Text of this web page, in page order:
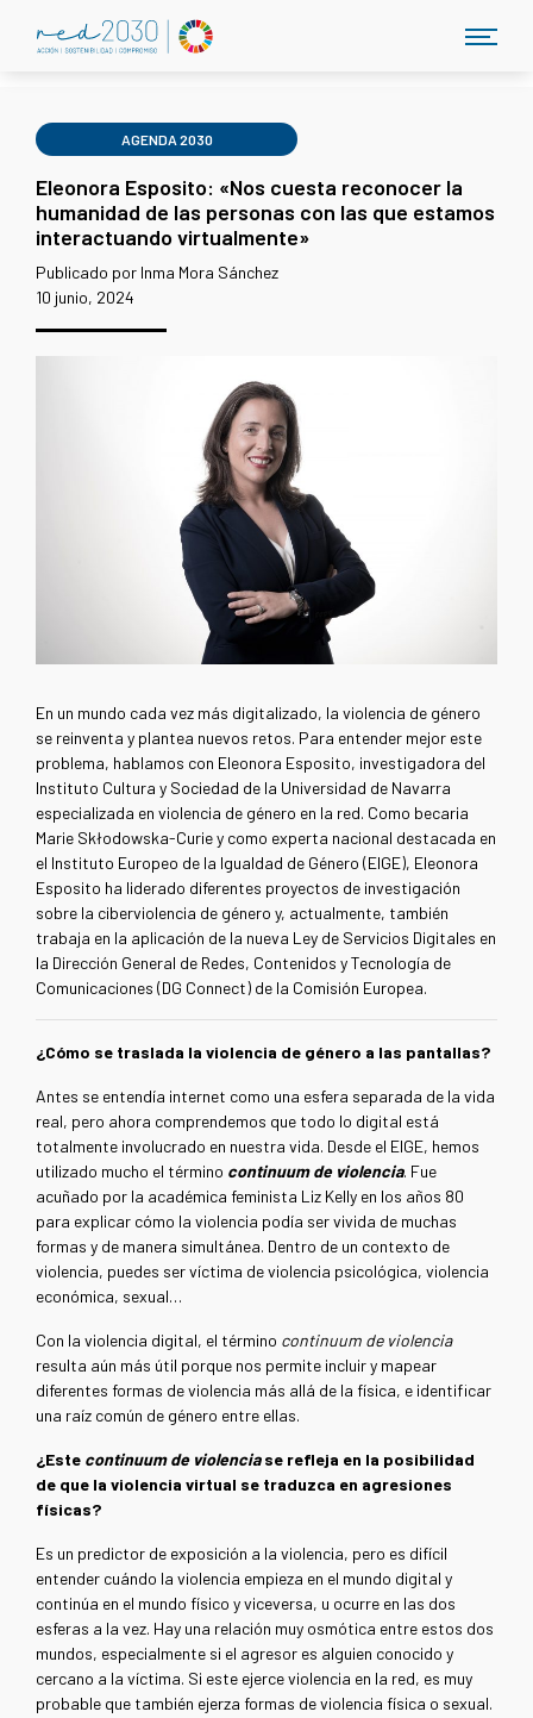
AGENDA 2030
Eleonora Esposito: «Nos cuesta reconocer la
humanidad de las personas con las que estamos
interactuando virtualmente»
Publicado por Inma Mora Sánchez
10 junio, 2024
En un mundo cada vez más digitalizado, la violencia de género
se reinventa y plantea nuevos retos. Para entender mejor este
problema, hablamos con Eleonora Esposito, investigadora del
Instituto Cultura y Sociedad de la Universidad de Navarra
especializada en violencia de género en la red. Como becaria
Marie Skłodowska-Curie y como experta nacional destacada en
el Instituto Europeo de la Igualdad de Género (EIGE), Eleonora
Esposito ha liderado diferentes proyectos de investigación
sobre la ciberviolencia de género y, actualmente, también
trabaja en la aplicación de la nueva Ley de Servicios Digitales en
la Dirección General de Redes, Contenidos y Tecnología de
Comunicaciones (DG Connect) de la Comisión Europea.
¿Cómo se traslada la violencia de género a las pantallas?
Antes se entendía internet como una esfera separada de la vida
real, pero ahora comprendemos que todo lo digital está
totalmente involucrado en nuestra vida. Desde el EIGE, hemos
utilizado mucho el término continuum de violencia. Fue
acuñado por la académica feminista Liz Kelly en los años 80
para explicar cómo la violencia podía ser vivida de muchas
formas y de manera simultánea. Dentro de un contexto de
violencia, puedes ser víctima de violencia psicológica, violencia
económica, sexual…
Con la violencia digital, el término continuum de violencia
resulta aún más útil porque nos permite incluir y mapear
diferentes formas de violencia más allá de la física, e identificar
una raíz común de género entre ellas.
¿Este continuum de violenciase refleja en la posibilidad
de que la violencia virtual se traduzca en agresiones
físicas?
Es un predictor de exposición a la violencia, pero es difícil
entender cuándo la violencia empieza en el mundo digital y
continúa en el mundo físico y viceversa, u ocurre en las dos
esferas a la vez. Hay una relación muy osmótica entre estos dos
mundos, especialmente si el agresor es alguien conocido y
cercano a la víctima. Si este ejerce violencia en la red, es muy
probable que también ejerza formas de violencia física o sexual.